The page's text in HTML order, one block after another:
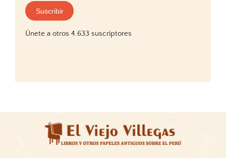
electrónico:
Suscribir
Únete a otros 4.633 suscriptores